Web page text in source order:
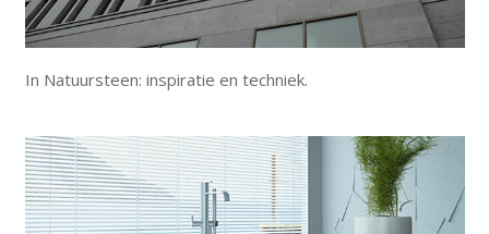
In Natuursteen: inspiratie en techniek.